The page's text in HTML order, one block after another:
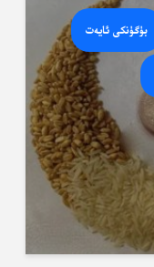
بۈگۈنكى ئايەت